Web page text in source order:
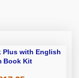
Plus with English
Book Kit